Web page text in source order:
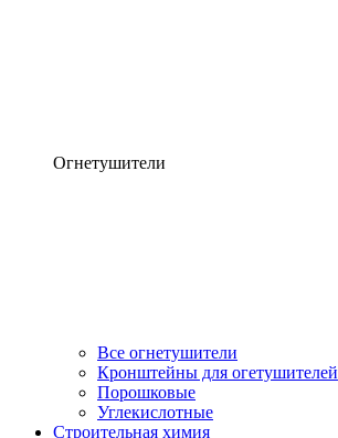
Огнетушители
Все огнетушители
Кронштейны для огетушителей
Порошковые
Углекислотные
Строительная химия